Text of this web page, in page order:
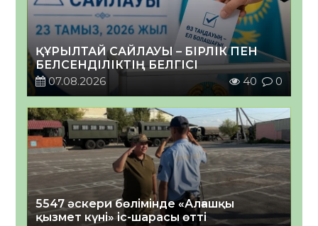
ҚҰРЫЛТАЙ САЙЛАУЫ – БІРЛІК ПЕН
БЕЛСЕНДІЛІКТІҢ БЕЛГІСІ
07.08.2026
40 0
5547 әскери бөлімінде «Алғашқы
қызмет күні» іс-шарасы өтті